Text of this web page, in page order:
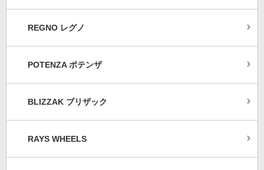
REGNO レグノ
POTENZA ポテンザ
BLIZZAK ブリザック
RAYS WHEELS